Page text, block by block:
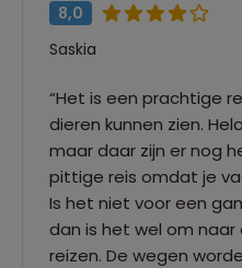
8,0
Saskia
“Het is een prachtige
dieren kunnen zien.
maar daar zijn er nog
pittige reis omdat je
Is het niet voor een
dan is het wel om
reizen. De wegen